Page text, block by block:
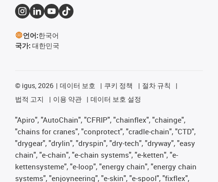
언어:한국어
국가: 대한민국
© igus, 2026 데이터 보호 쿠키 정책
절차 규칙
법적 고지
이용 약관 데이터 보호 설정
"Apiro", "AutoChain", "CFRIP", "chainflex", "chainge",
"chains for cranes", "conprotect", "cradle-chain", "CTD",
"drygear", "drylin", "dryspin", "dry-tech", "dryway", "easy
chain", "e-chain", "e-chain systems", "e-ketten", "e-
kettensysteme", "e-loop", "energy chain", "energy chain
systems", "enjoyneering", "e-skin", "e-spool", "fixflex",